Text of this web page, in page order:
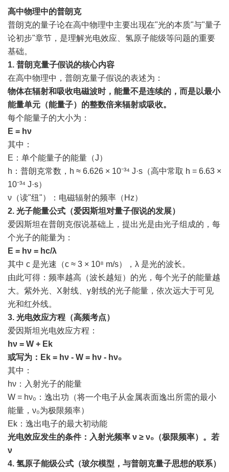
高中物理中的普朗克
普朗克的量子论在高中物理中主要出现在"光的本质"与"量子
论初步"章节，是理解光电效应、氢原子能级等问题的重要
基础。
1. 普朗克量子假说的核心内容
在高中物理中，普朗克量子假说的表述为：
物体在辐射和吸收电磁波时，能量不是连续的，而是以最小
能量单元（能量子）的整数倍来辐射或吸收。
每个能量子的大小为：
E = hν
其中：
E：单个能量子的能量（J）
h：普朗克常数，h ≈ 6.626 × 10⁻³⁴ J·s（高中常取 h = 6.63 ×
10⁻³⁴ J·s）
ν（读"纽"）：电磁辐射的频率（Hz）
2. 光子能量公式（爱因斯坦对量子假说的发展）
爱因斯坦在普朗克假说基础上，提出光是由光子组成的，每
个光子的能量为：
E = hν = hc/λ
其中 c 是光速（c ≈ 3 × 10⁸ m/s），λ 是光的波长。
由此可得：频率越高（波长越短）的光，每个光子的能量越
大。紫外光、X射线、γ射线的光子能量，依次远大于可见
光和红外线。
3. 光电效应方程（高频考点）
爱因斯坦光电效应方程：
hν = W + Ek
或写为：Ek = hν - W = hν - hν₀
其中：
hν：入射光子的能量
W = hν₀：逸出功（将一个电子从金属表面逸出所需的最小
能量，ν₀为极限频率）
Ek：逸出电子的最大初动能
光电效应发生的条件：入射光频率 ν ≥ ν₀（极限频率）。若
ν
4. 氢原子能级公式（玻尔模型，与普朗克量子思想的联系）